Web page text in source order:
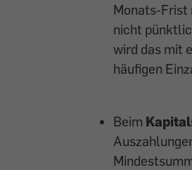
Monats-Frist
nicht
wird das mit
häu­figen
Beim